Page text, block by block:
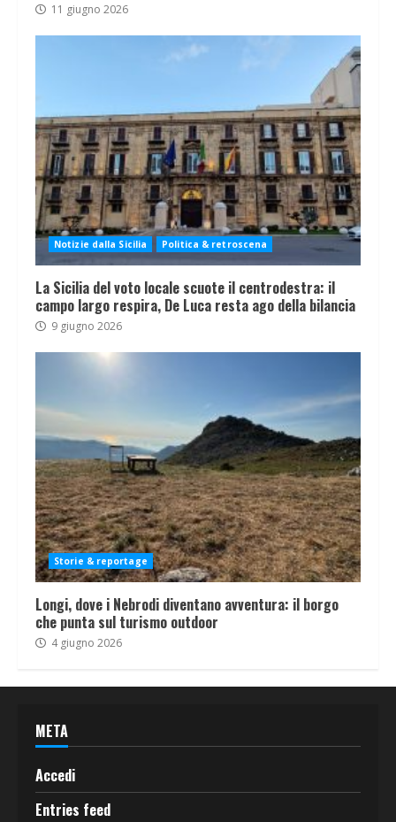
11 giugno 2026
Notizie dalla Sicilia Politica & retroscena
La Sicilia del voto locale scuote il centrodestra: il
campo largo respira, De Luca resta ago della bilancia
9 giugno 2026
Storie & reportage
Longi, dove i Nebrodi diventano avventura: il borgo
che punta sul turismo outdoor
4 giugno 2026
META
Accedi
Entries feed